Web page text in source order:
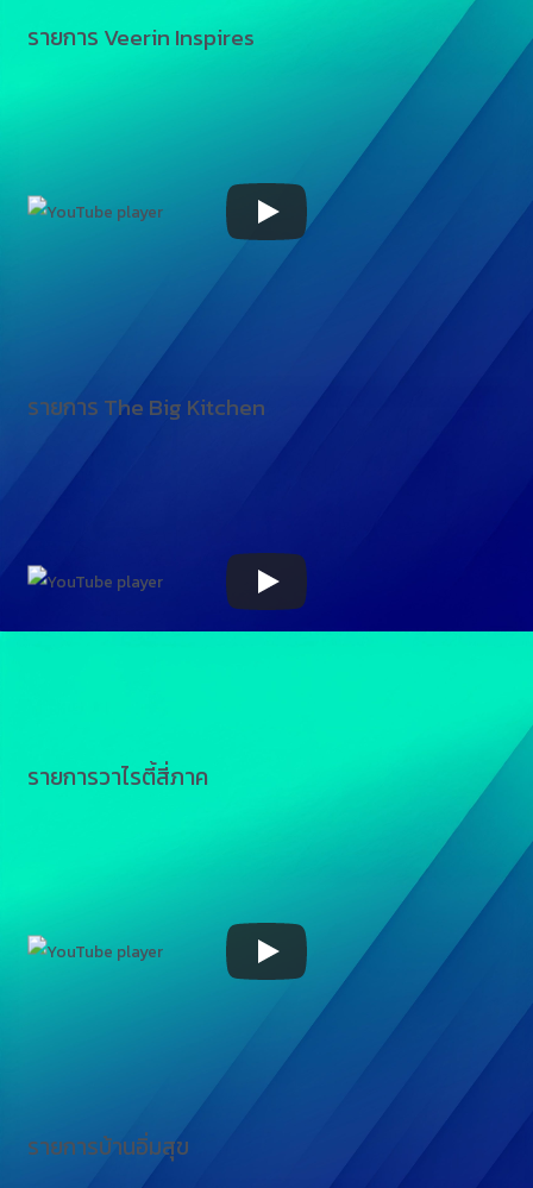
รายการ Veerin Inspires
รายการ The Big Kitchen
รายการวาไรตี้สี่ภาค
รายการบ้านอิ่มสุข